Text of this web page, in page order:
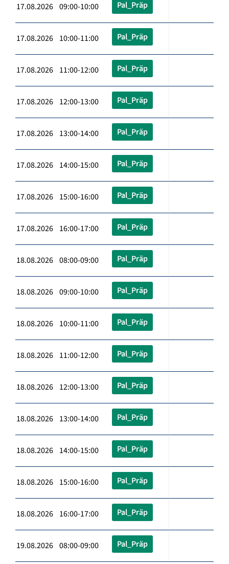
17.08.2026 09:00-10:00 Pal_Präp
17.08.2026 10:00-11:00 Pal_Präp
17.08.2026 11:00-12:00 Pal_Präp
17.08.2026 12:00-13:00 Pal_Präp
17.08.2026 13:00-14:00 Pal_Präp
17.08.2026 14:00-15:00 Pal_Präp
17.08.2026 15:00-16:00 Pal_Präp
17.08.2026 16:00-17:00 Pal_Präp
18.08.2026 08:00-09:00 Pal_Präp
18.08.2026 09:00-10:00 Pal_Präp
18.08.2026 10:00-11:00 Pal_Präp
18.08.2026 11:00-12:00 Pal_Präp
18.08.2026 12:00-13:00 Pal_Präp
18.08.2026 13:00-14:00 Pal_Präp
18.08.2026 14:00-15:00 Pal_Präp
18.08.2026 15:00-16:00 Pal_Präp
18.08.2026 16:00-17:00 Pal_Präp
19.08.2026 08:00-09:00 Pal_Präp